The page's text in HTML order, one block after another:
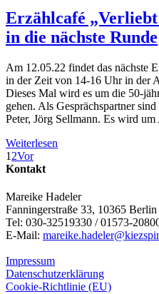
Erzählcafé
in die nächste Runde
Am 12.05.22 findet das nächste
in der Zeit von 14-16 Uhr in der
Dieses Mal wird es um die 50-
gehen. Als Gesprächspartner
Peter, Jörg Sellmann. Es wird
Weiterlesen
1 2Vor
Kontakt
Mareike Hadeler
Fanningerstraße 33, 10365 Berlin
Tel: 030-32519330 / 01573-
E-Mail:
Impressum
Datenschutzerklärung
Cookie-Richtlinie (EU)